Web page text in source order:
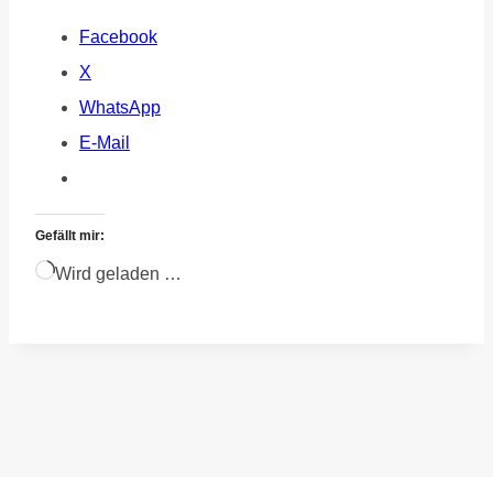
Facebook
X
WhatsApp
E-Mail
Gefällt mir:
Wird geladen …